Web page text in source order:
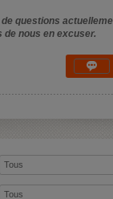
questions
nous en excuser.
